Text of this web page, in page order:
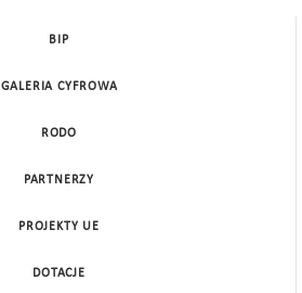
BIP
GALERIA CYFROWA
RODO
PARTNERZY
PROJEKTY UE
DOTACJE